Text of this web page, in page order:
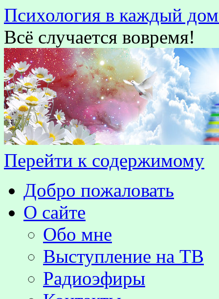
Психология в каждый
Всё случается вовремя!
Перейти к содержимому
Добро пожаловать
О сайте
Обо мне
Выступление на TВ
Радиоэфиры